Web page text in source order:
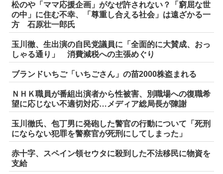
松のや「ママ応援企画」がなぜ許されない？「窮屈な世
の中」に住む不幸、「尊重し合える社会」は遠ざかる一
方 石原壮一郎氏
玉川徹、生出演の自民党議員に「全面的に大賛成、おっ
しゃる通り」 消費減税への主張めぐり
ブランドいちご「いちごさん」の苗2000株盗まれる
ＮＨＫ職員が番組出演者から性被害、別職場への復職希
望に応じない不適切対応…メディア総局長が陳謝
玉川徹氏、包丁男に発砲した警官の行動について「死刑
にならない犯罪を警察官が死刑にしてしまった」
赤十字、スペイン領セウタに殺到した不法移民に物資を
支給